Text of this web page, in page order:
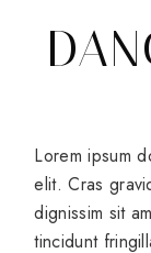
Lorem ipsum
elit. Cras
dignissim sit
tincidunt